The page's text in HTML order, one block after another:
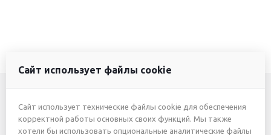
+7 (3412) 46-7777
Сайт использует файлы cookie
Сайт использует технические файлы cookie для обеспечения
корректной работы основных своих функций. Мы также
хотели бы использовать опциональные аналитические файлы